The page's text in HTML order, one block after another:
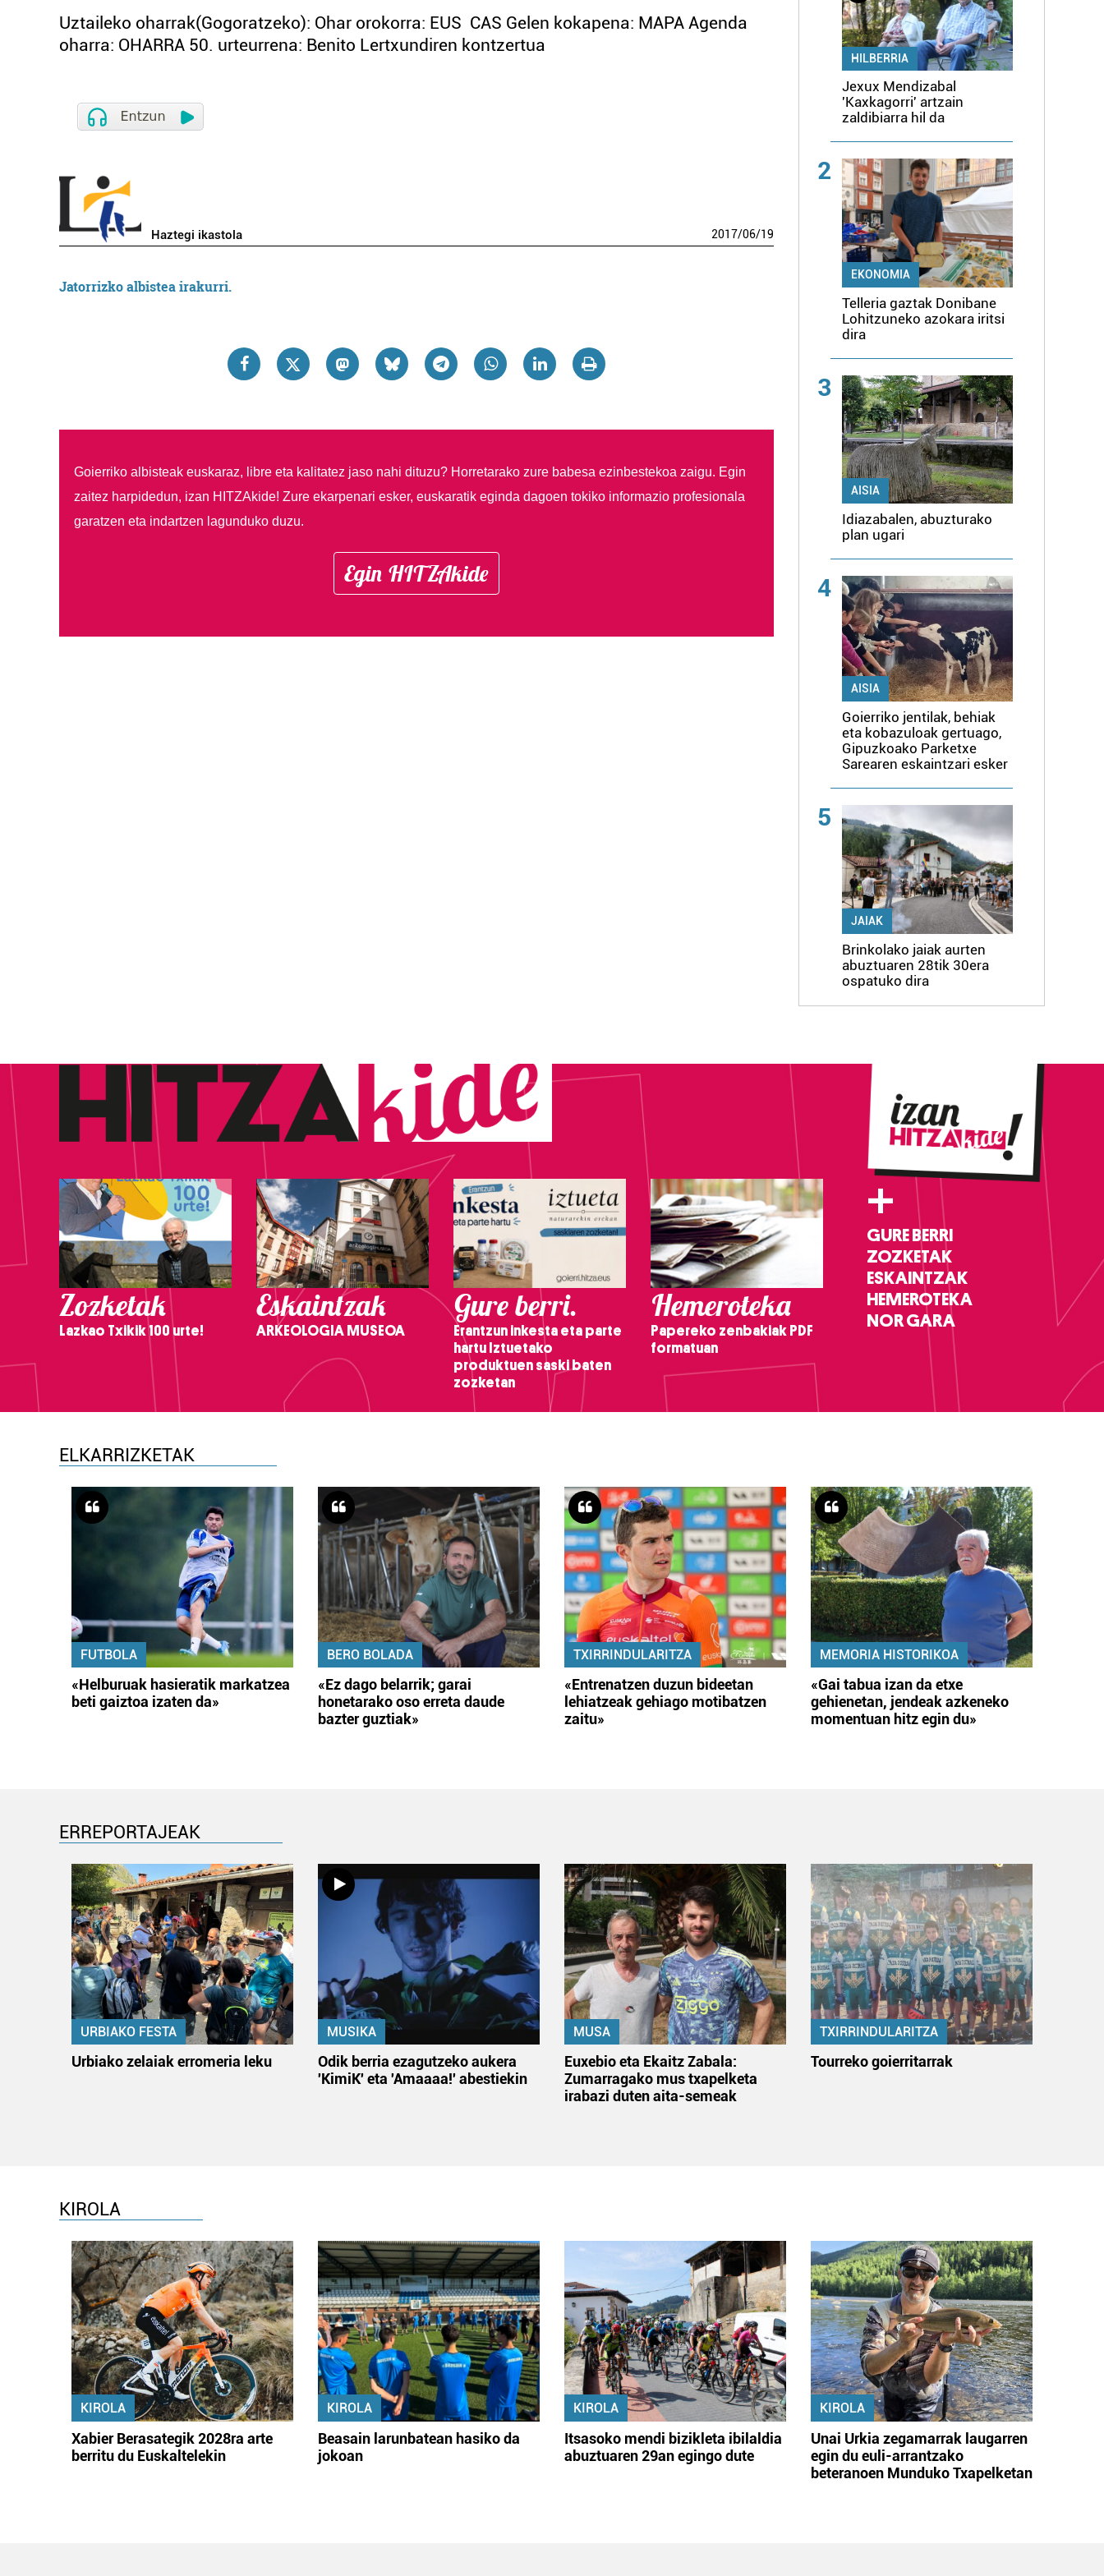
Uztaileko oharrak(Gogoratzeko): Ohar orokorra: EUS CAS Gelen kokapena: MAPA Agenda
oharra: OHARRA 50. urteurrena: Benito Lertxundiren kontzertua
Haztegi ikastola 2017/06/19
Jatorrizko albistea irakurri.
Goierriko albisteak euskaraz, libre eta kalitatez jaso nahi dituzu? Horretarako zure babesa ezinbestekoa zaigu. Egin
zaitez harpidedun, izan HITZAkide! Zure ekarpenari esker, euskaratik eginda dagoen tokiko informazio profesionala
garatzen eta indartzen lagunduko duzu.
Egin HITZAkide
HILBERRIA
Jexux Mendizabal
'Kaxkagorri' artzain
zaldibiarra hil da
2
EKONOMIA
Telleria gaztak Donibane
Lohitzuneko azokara iritsi
dira
3
AISIA
Idiazabalen, abuzturako
plan ugari
4
AISIA
Goierriko jentilak, behiak
eta kobazuloak gertuago,
Gipuzkoako Parketxe
Sarearen eskaintzari esker
5
JAIAK
Brinkolako jaiak aurten
abuztuaren 28tik 30era
ospatuko dira
Zozketak
Lazkao Txikik 100 urte!
Eskaintzak
ARKEOLOGIA MUSEOA
Gure berri.
Erantzun inkesta eta parte
hartu Iztuetako
produktuen saski baten
zozketan
Hemeroteka
Papereko zenbakiak PDF
formatuan
+
GURE BERRI
ZOZKETAK
ESKAINTZAK
HEMEROTEKA
NOR GARA
ELKARRIZKETAK
FUTBOLA
«Helburuak hasieratik markatzea
beti gaiztoa izaten da»
BERO BOLADA
«Ez dago belarrik; garai
honetarako oso erreta daude
bazter guztiak»
TXIRRINDULARITZA
«Entrenatzen duzun bideetan
lehiatzeak gehiago motibatzen
zaitu»
MEMORIA HISTORIKOA
«Gai tabua izan da etxe
gehienetan, jendeak azkeneko
momentuan hitz egin du»
ERREPORTAJEAK
URBIAKO FESTA
Urbiako zelaiak erromeria leku
MUSIKA
Odik berria ezagutzeko aukera
'KimiK' eta 'Amaaaa!' abestiekin
MUSA
Euxebio eta Ekaitz Zabala:
Zumarragako mus txapelketa
irabazi duten aita-semeak
TXIRRINDULARITZA
Tourreko goierritarrak
KIROLA
KIROLA
Xabier Berasategik 2028ra arte
berritu du Euskaltelekin
KIROLA
Beasain larunbatean hasiko da
jokoan
KIROLA
Itsasoko mendi bizikleta ibilaldia
abuztuaren 29an egingo dute
KIROLA
Unai Urkia zegamarrak laugarren
egin du euli-arrantzako
beteranoen Munduko Txapelketan